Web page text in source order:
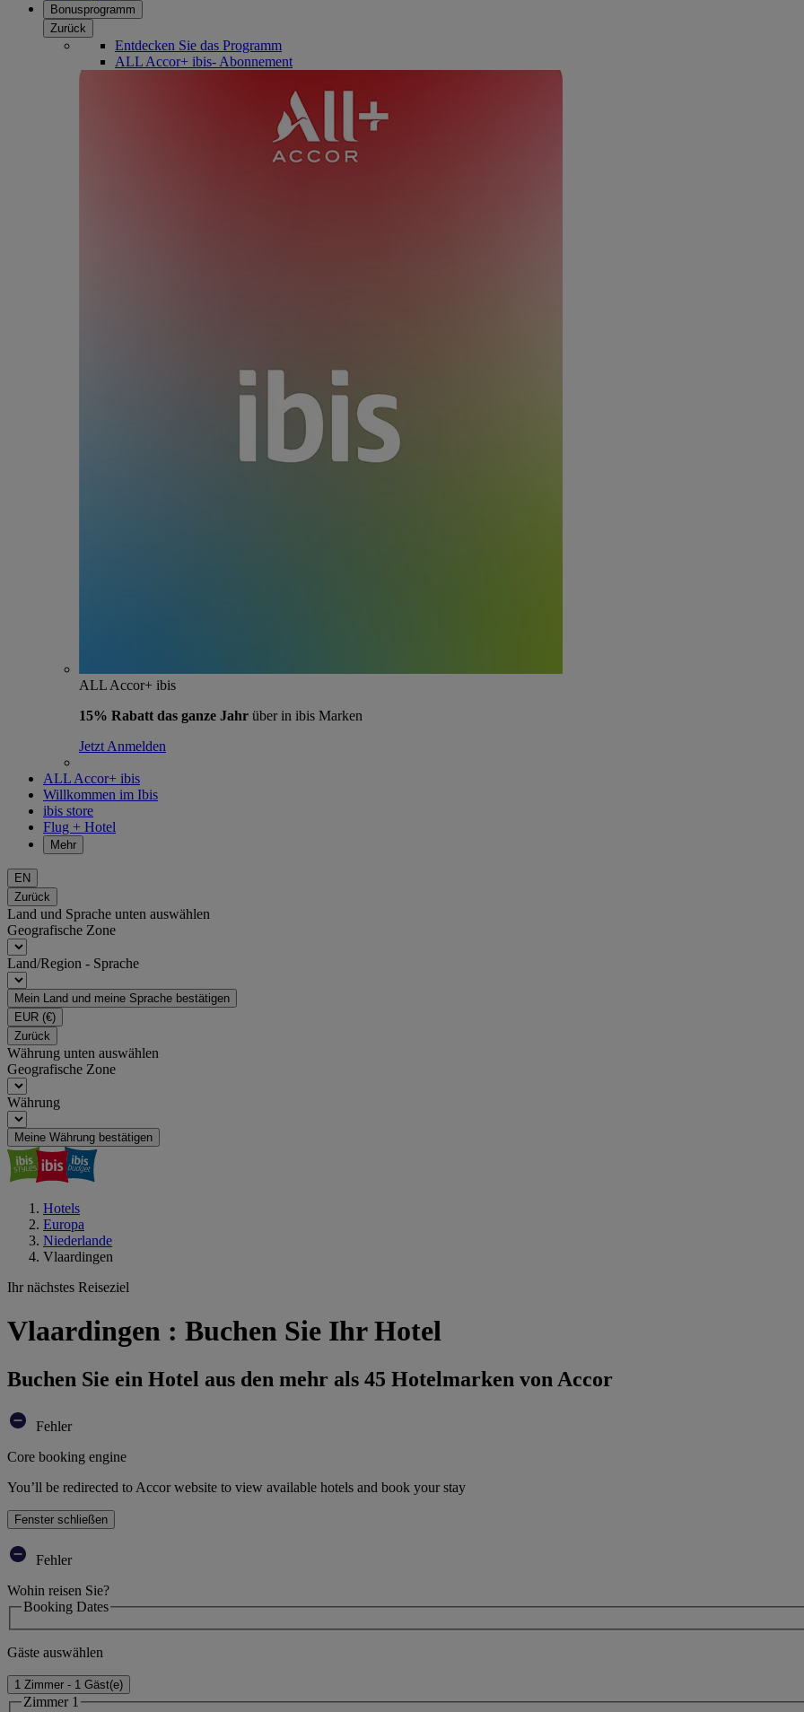
Bonusprogramm
Zurück
Entdecken Sie das Programm
ALL Accor+ ibis- Abonnement
ALL Accor+ ibis
15% Rabatt das ganze Jahr über in ibis Marken
Jetzt Anmelden
ALL Accor+ ibis
Willkommen im Ibis
ibis store
Flug + Hotel
Mehr
EN
Zurück
Land und Sprache unten auswählen
Geografische Zone
Land/Region - Sprache
Mein Land und meine Sprache bestätigen
EUR (€)
Zurück
Währung unten auswählen
Geografische Zone
Währung
Meine Währung bestätigen
Hotels
Europa
Niederlande
Vlaardingen
Ihr nächstes Reiseziel
Vlaardingen : Buchen Sie Ihr Hotel
Buchen Sie ein Hotel aus den mehr als 45 Hotelmarken von Accor
Fehler
Core booking engine
You’ll be redirected to Accor website to view available hotels and book your stay
Fenster schließen
Fehler
Wohin reisen Sie?
Booking Dates
Gäste auswählen
1 Zimmer - 1 Gäst(e)
Zimmer 1